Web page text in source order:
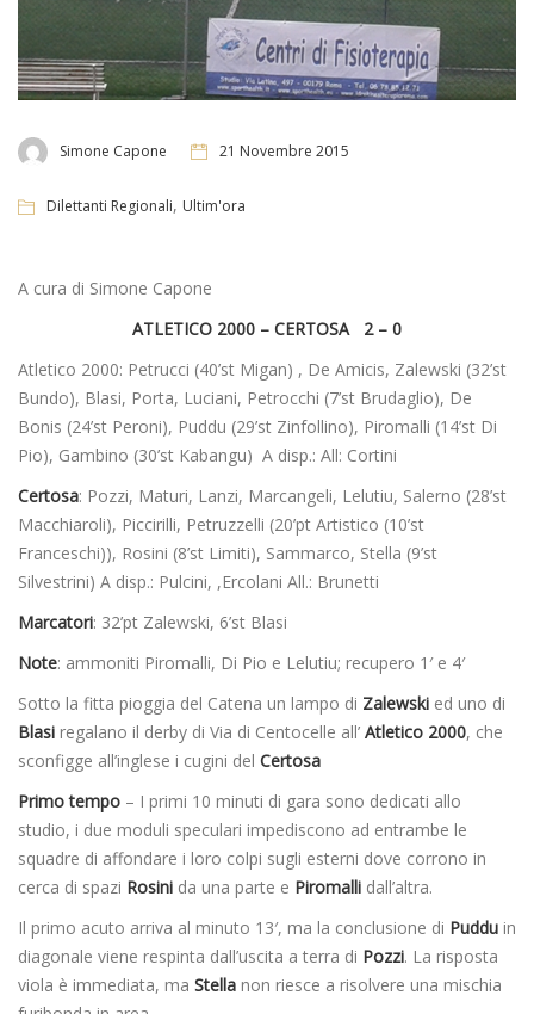
Simone Capone 21 Novembre 2015
Dilettanti Regionali, Ultim'ora
A cura di Simone Capone
ATLETICO 2000 – CERTOSA 2 – 0
Atletico 2000: Petrucci (40’st Migan) , De Amicis, Zalewski (32’st
Bundo), Blasi, Porta, Luciani, Petrocchi (7’st Brudaglio), De
Bonis (24’st Peroni), Puddu (29’st Zinfollino), Piromalli (14’st Di
Pio), Gambino (30’st Kabangu) A disp.: All: Cortini
Certosa: Pozzi, Maturi, Lanzi, Marcangeli, Lelutiu, Salerno (28’st
Macchiaroli), Piccirilli, Petruzzelli (20’pt Artistico (10’st
Franceschi)), Rosini (8’st Limiti), Sammarco, Stella (9’st
Silvestrini) A disp.: Pulcini, ,Ercolani All.: Brunetti
Marcatori: 32’pt Zalewski, 6’st Blasi
Note: ammoniti Piromalli, Di Pio e Lelutiu; recupero 1′ e 4′
Sotto la fitta pioggia del Catena un lampo di Zalewski ed uno di
Blasi regalano il derby di Via di Centocelle all’ Atletico 2000, che
sconfigge all’inglese i cugini del Certosa
Primo tempo – I primi 10 minuti di gara sono dedicati allo
studio, i due moduli speculari impediscono ad entrambe le
squadre di affondare i loro colpi sugli esterni dove corrono in
cerca di spazi Rosini da una parte e Piromalli dall’altra.
Il primo acuto arriva al minuto 13′, ma la conclusione di Puddu in
diagonale viene respinta dall’uscita a terra di Pozzi. La risposta
viola è immediata, ma Stella non riesce a risolvere una mischia